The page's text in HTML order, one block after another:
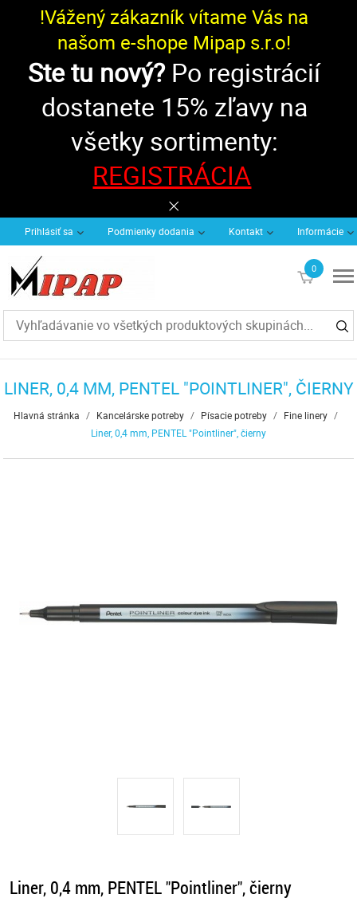
!Vážený zákazník vítame Vás na
našom e-shope Mipap s.r.o!
Ste tu nový?Po registrácií
dostanete 15% zľavy na
všetky sortimenty:
REGISTRÁCIA
Prihlásiť sa Podmienky dodania Kontakt Informácie
0
€0
LINER, 0,4 MM, PENTEL "POINTLINER", ČIERNY
Hlavná stránka / Kancelárske potreby / Písacie potreby / Fine linery /
Liner, 0,4 mm, PENTEL "Pointliner", čierny
Liner, 0,4 mm, PENTEL "Pointliner", čierny